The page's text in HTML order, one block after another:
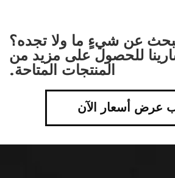
عن شيءٍ ما ولا تجده؟
للحصول على مزيد من
المنتجات المتاحة.
عرض أسعار الآن